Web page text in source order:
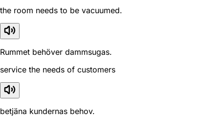
the room needs to be vacuumed.
Rummet behöver dammsugas.
service the needs of customers
betjäna kundernas behov.